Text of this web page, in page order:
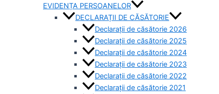
EVIDENȚA PERSOANELOR
DECLARAȚII DE CĂSĂTORIE
Declarații de căsătorie 2026
Declarații de căsătorie 2025
Declarații de căsătorie 2024
Declarații de căsătorie 2023
Declarații de căsătorie 2022
Declarații de căsătorie 2021